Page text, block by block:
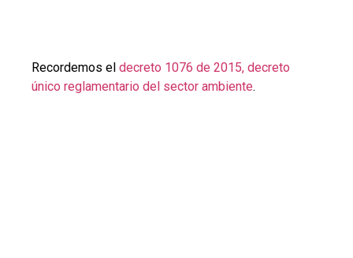
Recordemos el decreto 1076 de 2015, decreto
único reglamentario del sector ambiente.